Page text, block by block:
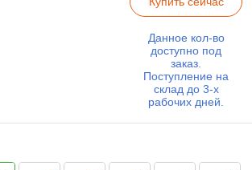
Данное кол-во
доступно под
заказ.
Поступление на
склад до 3-х
рабочих дней.